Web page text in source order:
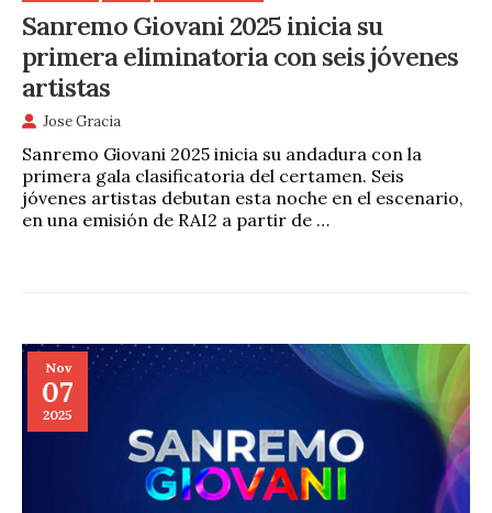
Sanremo Giovani 2025 inicia su
primera eliminatoria con seis jóvenes
artistas
Jose Gracia
Sanremo Giovani 2025 inicia su andadura con la
primera gala clasificatoria del certamen. Seis
jóvenes artistas debutan esta noche en el escenario,
en una emisión de RAI2 a partir de …
Nov
07
2025